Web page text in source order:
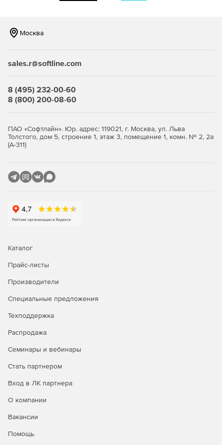
01.10.2013).
01.10.2013).
01.10.2013).
с отличием, диплому специалиста, диплому
специалиста с отличием (Приказ №1100 от 01.10.2013г.).
отличием (Приказ №1100 от 01.10.2013г.).
Приложение к диплому об окончании аспирантуры
Академическая справка.
Приказа №1243 от 15.11.2013).
образовании образца 2014 года (Приказ №531 от
служащего (ФЗ №273 от 29.12.12, установленный
образец).
Приложение к свидетельству о профессии рабочего,
установленный образец).
Москва
sales.r@softline.com
8 (495) 232-00-60
8 (800) 200-08-60
ПАО «Софтлайн». Юр. адрес: 119021, г. Москва, ул. Льва
Толстого, дом 5, строение 1, этаж 3, помещение 1, комн. № 2, 2а
(А-311)
Каталог
Прайс-листы
Производители
Специальные предложения
Техподдержка
Распродажа
Семинары и вебинары
Стать партнером
Вход в ЛК партнера
О компании
Вакансии
Помощь